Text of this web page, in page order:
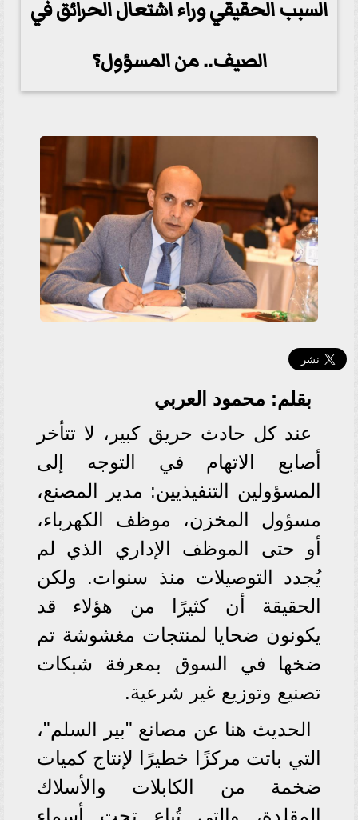
السبب الحقيقي وراء اشتعال الحرائق في
الصيف.. من المسؤول؟
بقلم: محمود العربي
عند كل حادث حريق كبير، لا تتأخر
أصابع الاتهام في التوجه إلى
المسؤولين التنفيذيين: مدير المصنع،
مسؤول المخزن، موظف الكهرباء،
أو حتى الموظف الإداري الذي لم
يُجدد التوصيلات منذ سنوات. ولكن
الحقيقة أن كثيرًا من هؤلاء قد
يكونون ضحايا لمنتجات مغشوشة تم
ضخها في السوق بمعرفة شبكات
تصنيع وتوزيع غير شرعية.
الحديث هنا عن مصانع "بير السلم"،
التي باتت مركزًا خطيرًا لإنتاج كميات
ضخمة من الكابلات والأسلاك
المقلدة، والتي تُباع تحت أسماء